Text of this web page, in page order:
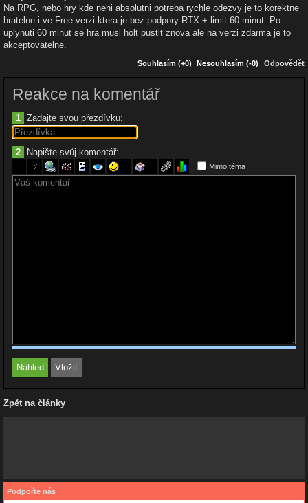
Na RPG, nebo hry kde neni absolutni potreba rychle odezvy je to korektne
hratelne i ve Free verzi ktera je bez podpory RTX + limit 60 minut. Po
uplynuti 60 minut se hra musi holt pustit znova ale na verzi zdarma je to
akceptovatelne.
Souhlasím (+0) Nesouhlasím (-0) Odpovědět
Reakce na komentář
1 Zadajte svou přezdívku:
2 Napište svůj komentář:
Mimo téma
Zpět na články
Podpořte nás